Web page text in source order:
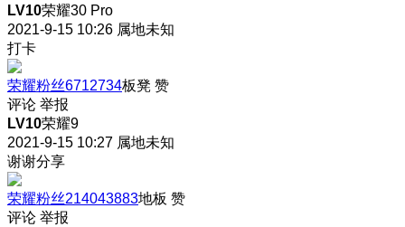
LV10荣耀30 Pro
2021-9-15 10:26 属地未知
打卡
荣耀粉丝6712734板凳 赞
评论 举报
LV10荣耀9
2021-9-15 10:27 属地未知
谢谢分享
荣耀粉丝214043883地板 赞
评论 举报